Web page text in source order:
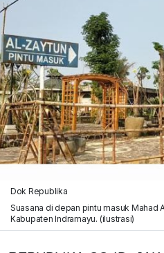
Dok Republika
Suasana di depan pintu masuk Mahad
Kabupaten Indramayu. (ilustrasi)